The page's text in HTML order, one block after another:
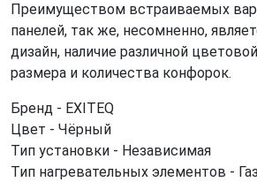
Преимуществом встраиваемых
панелей, так же, несомненно,
дизайн, наличие различной
размера и количества конфорок.
Бренд - EXITEQ
Цвет - Чёрный
Тип установки - Независимая
Тип нагревательных элементов -